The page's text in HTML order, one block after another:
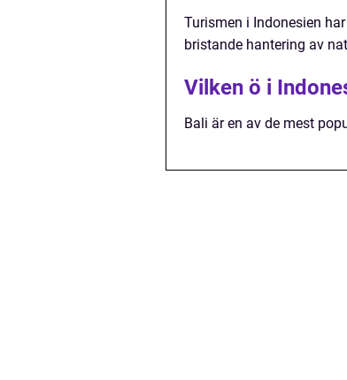
Turismen i Indonesien
bristande hantering av
Vilken ö i
Bali är en av de mest